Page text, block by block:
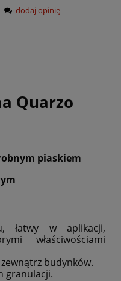
dodaj opinię
Quarzo
piaskiem
łatwy w aplikacji,
właściwościami
budynków.
granulacji.